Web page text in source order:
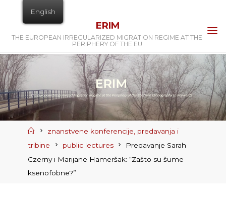
content
ERIM
THE EUROPEAN IRREGULARIZED MIGRATION REGIME AT THE
PERIPHERY OF THE EU
Home
znanstvene konferencije, predavanja i
tribine
public lectures
Predavanje Sarah
Czerny i Marijane Hameršak: “Zašto su šume
ksenofobne?”
English